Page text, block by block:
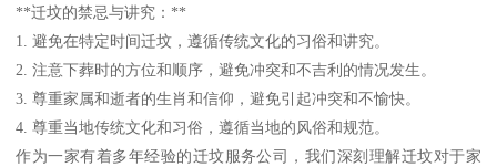
**迁坟的禁忌与讲究：**
1. 避免在特定时间迁坟，遵循传统文化的习俗和讲究。
2. 注意下葬时的方位和顺序，避免冲突和不吉利的情况发生。
3. 尊重家属和逝者的生肖和信仰，避免引起冲突和不愉快。
4. 尊重当地传统文化和习俗，遵循当地的风俗和规范。
作为一家有着多年经验的迁坟服务公司，我们深刻理解迁坟对于家